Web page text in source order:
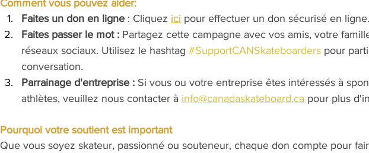
Comment vous pouvez aider:
Faites un don en ligne : Cliquez ici pour effectuer un don sécurisé en ligne.
Faites passer le mot : Partagez cette campagne avec vos amis, votre
réseaux sociaux. Utilisez le hashtag #SupportCANSkateboarders pour
conversation.
Parrainage d'entreprise : Si vous ou votre entreprise êtes intéressés à
athlètes, veuillez nous contacter à info@canadaskateboard.ca pour plus
Pourquoi votre soutient est important
Que vous soyez skateur, passionné ou souteneur, chaque don compte pour